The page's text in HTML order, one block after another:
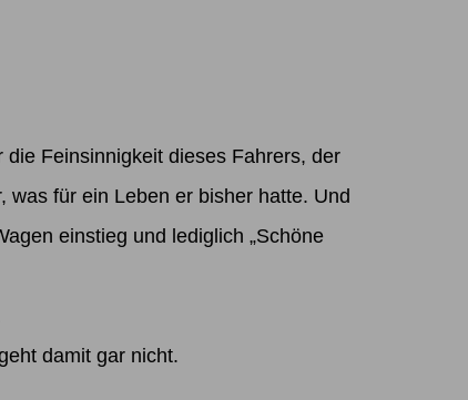
Feinsinnigkeit dieses Fahrers, der
für ein Leben er bisher hatte. Und
einstieg und lediglich „Schöne
damit gar nicht.